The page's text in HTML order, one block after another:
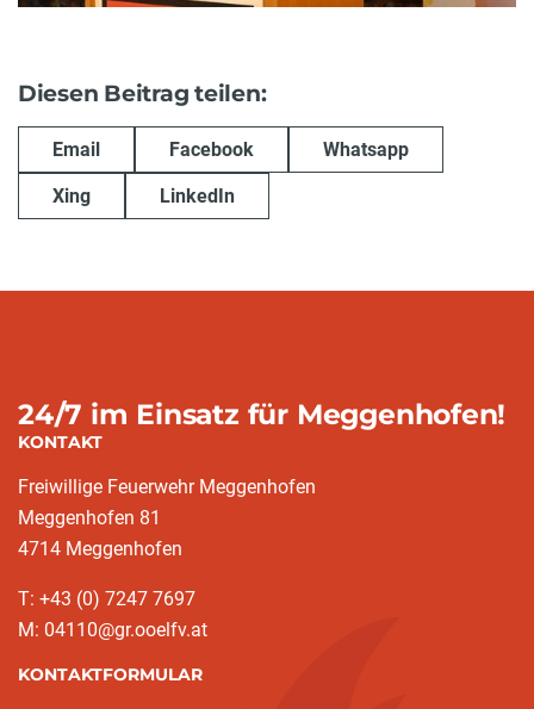
Diesen Beitrag teilen:
Email Facebook Whatsapp
Xing LinkedIn
24/7 im Einsatz für Meggenhofen!
KONTAKT
Freiwillige Feuerwehr Meggenhofen
Meggenhofen 81
4714 Meggenhofen
T: +43 (0) 7247 7697
M: 04110@gr.ooelfv.at
KONTAKTFORMULAR